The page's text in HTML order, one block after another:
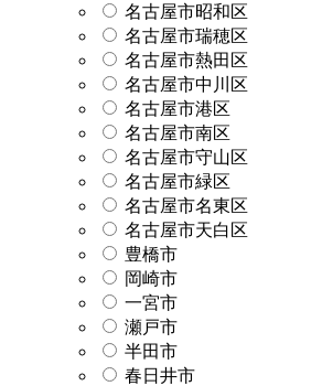
名古屋市昭和区
名古屋市瑞穂区
名古屋市熱田区
名古屋市中川区
名古屋市港区
名古屋市南区
名古屋市守山区
名古屋市緑区
名古屋市名東区
名古屋市天白区
豊橋市
岡崎市
一宮市
瀬戸市
半田市
春日井市